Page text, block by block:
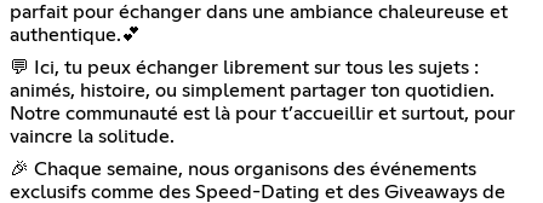
parfait pour échanger dans une ambiance chaleureuse et
authentique.💕
💬 Ici, tu peux échanger librement sur tous les sujets :
animés, histoire, ou simplement partager ton quotidien.
Notre communauté est là pour t’accueillir et surtout, pour
vaincre la solitude.
🎉 Chaque semaine, nous organisons des événements
exclusifs comme des Speed-Dating et des Giveaways de